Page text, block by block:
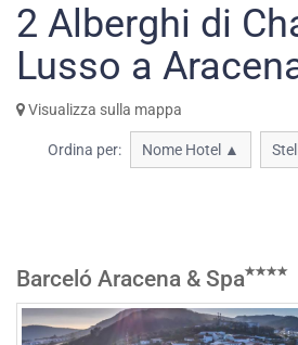
2 Alberghi di
Lusso a
Visualizza sulla mappa
Ordina per: Nome Hotel ▲
Barceló Aracena & Spa